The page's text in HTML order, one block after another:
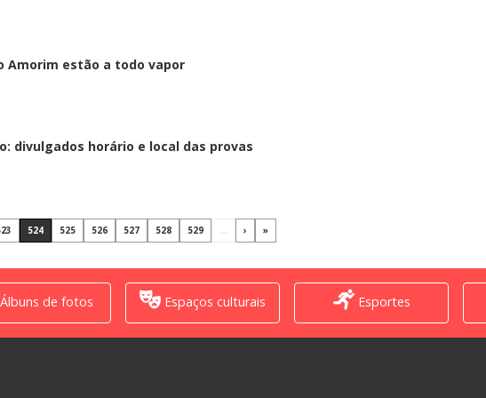
Amorim estão a todo vapor
divulgados horário e local das provas
524 525 526 527 528 529 ... › »
de fotos Espaços culturais Esportes